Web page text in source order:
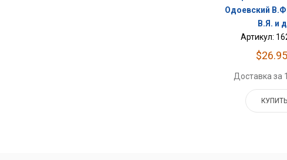
Одоевский
В.Я. и
Артикул:
$26.95
Доставка за
КУПИТЬ